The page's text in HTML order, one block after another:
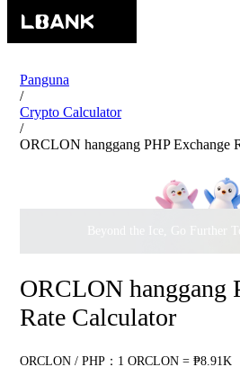
Panguna
/
Crypto Calculator
/
ORCLON hanggang PHP Exchange
Beyond the Ice, Go Further
ORCLON hanggang
Rate Calculator
ORCLON / PHP：1 ORCLON = ₱8.91K